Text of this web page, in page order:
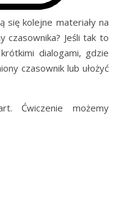
czasownika? Jeśli tak to
dialogami, gdzie
czasownik lub ułożyć
Ćwiczenie możemy